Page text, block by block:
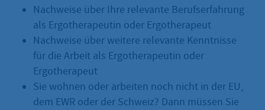
Nachweise über Ihre relevante Berufserfahrung
als Ergotherapeutin oder Ergotherapeut
Nachweise über weitere relevante Kenntnisse
für die Arbeit als Ergotherapeutin oder
Ergotherapeut
Sie wohnen oder arbeiten noch nicht in der EU,
dem EWR oder der Schweiz? Dann müssen Sie